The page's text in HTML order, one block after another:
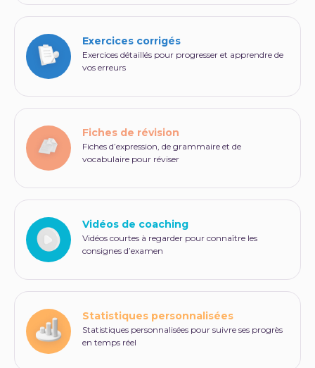
Exercices corrigés
Exercices détaillés pour progresser et apprendre de
vos erreurs
Fiches de révision
Fiches d’expression, de grammaire et de
vocabulaire pour réviser
Vidéos de coaching
Vidéos courtes à regarder pour connaître les
consignes d’examen
Statistiques personnalisées
Statistiques personnalisées pour suivre ses progrès
en temps réel